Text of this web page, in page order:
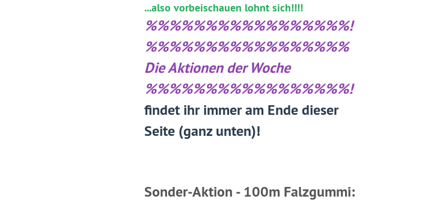
...also vorbeischauen lohnt sich!!!!
%%%%%%%%%%%%%%%%%!
%%%%%%%%%%%%%%%%%
Die Aktionen der Woche
%%%%%%%%%%%%%%%%%!
findet ihr immer am Ende dieser
Seite (ganz unten)!
Sonder-Aktion - 100m Falzgummi: